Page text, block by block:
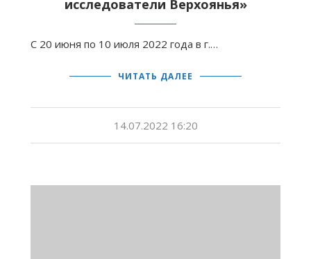
исследователи Верхоянья»
С 20 июня по 10 июля 2022 года в г.…
ЧИТАТЬ ДАЛЕЕ
14.07.2022 16:20